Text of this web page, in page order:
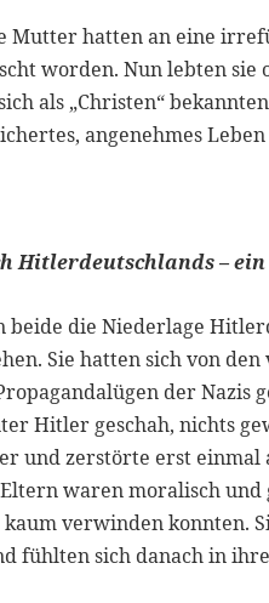
Mutter hatten an eine
worden. Nun lebten sie
als „Christen“
angenehmes
Hitlerdeutschlands –
die Niederlage
Sie hatten sich von
der
Hitler geschah, nichts
und zerstörte erst
waren moralisch
kaum verwinden konnten.
fühlten sich danach in